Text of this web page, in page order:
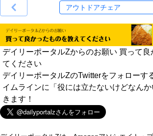
デイリーポータルZからのお願い 買って良
てください
デイリーポータルZのTwitterをフォローす
イムラインに「役には立たないけどなん
きます！